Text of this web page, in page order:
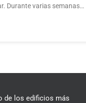
Durante varias semanas…
de los edificios más